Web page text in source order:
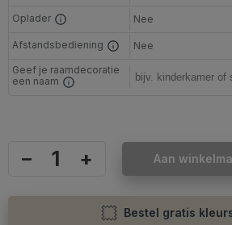
Oplader Nee
Afstandsbediening Nee
Geef je raamdecoratie
een naam
– + Aan
Bestel gratis